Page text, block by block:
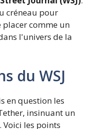
créneau pour
placer comme un
l'univers de la
du WSJ
en question les
insinuant un
les points